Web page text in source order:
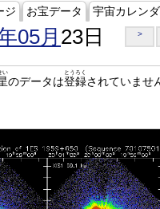
ジ お宝データ 宇宙カレン
05月 23日 >
い
のデータは登録
とうろく
されていませ